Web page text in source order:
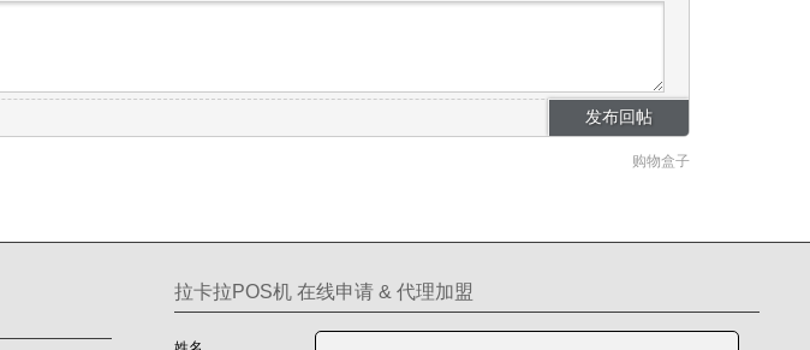
购物盒子
拉卡拉POS机 在线申请 & 代理加盟